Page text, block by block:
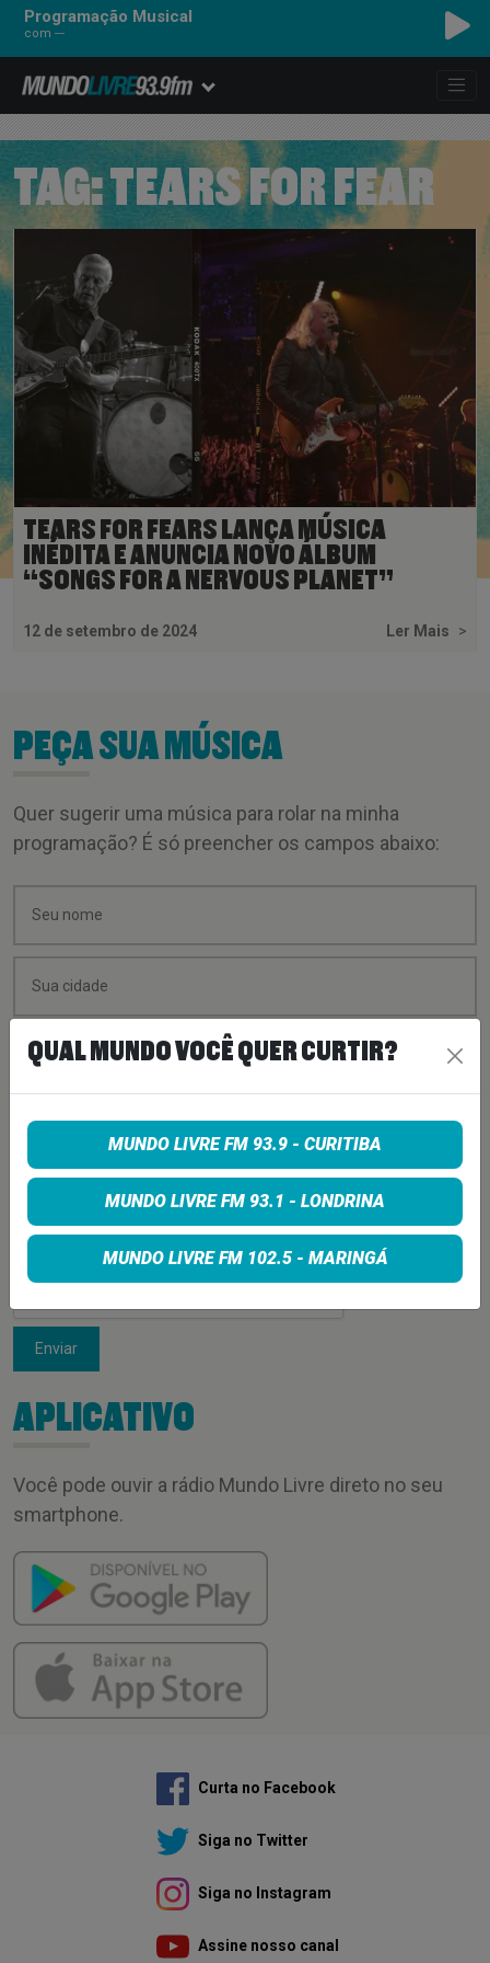
Programação Musical
com ---
TAG:TEARS FOR FEAR
TEARS FOR FEARS LANÇA MÚSICA
INÉDITA E ANUNCIA NOVO ÁLBUM
“SONGS FOR A NERVOUS PLANET”
12 de setembro de 2024 Ler Mais >
PEÇA SUA MÚSICA
Quer sugerir uma música para rolar na minha
programação? É só preencher os campos abaixo:
Enviar
APLICATIVO
Você pode ouvir a rádio Mundo Livre direto no seu
smartphone.
Curta no Facebook
Siga no Twitter
Siga no Instagram
Assine nosso canal
QUAL MUNDO VOCÊ QUER CURTIR?
MUNDO LIVRE FM 93.9 - CURITIBA
MUNDO LIVRE FM 93.1 - LONDRINA
MUNDO LIVRE FM 102.5 - MARINGÁ